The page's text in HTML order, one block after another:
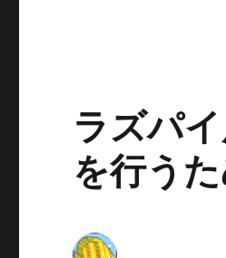
ラズパ
を行う